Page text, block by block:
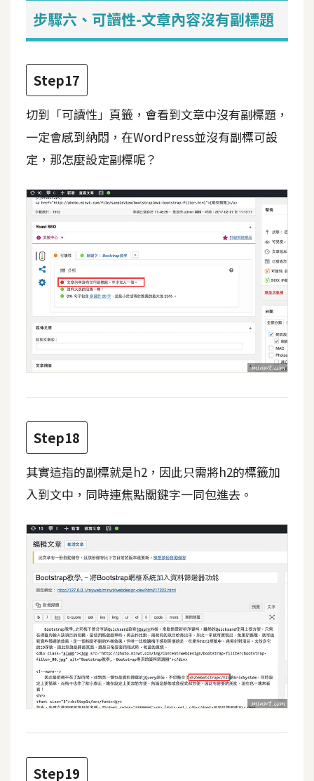
步驟六、可讀性-文章內容沒有副標題
Step17
切到「可讀性」頁籤，會看到文章中沒有副標題，
一定會感到納悶，在WordPress並沒有副標可設
定，那怎麼設定副標呢？
Step18
其實這指的副標就是h2，因此只需將h2的標籤加
入到文中，同時連焦點關鍵字一同包進去。
Step19